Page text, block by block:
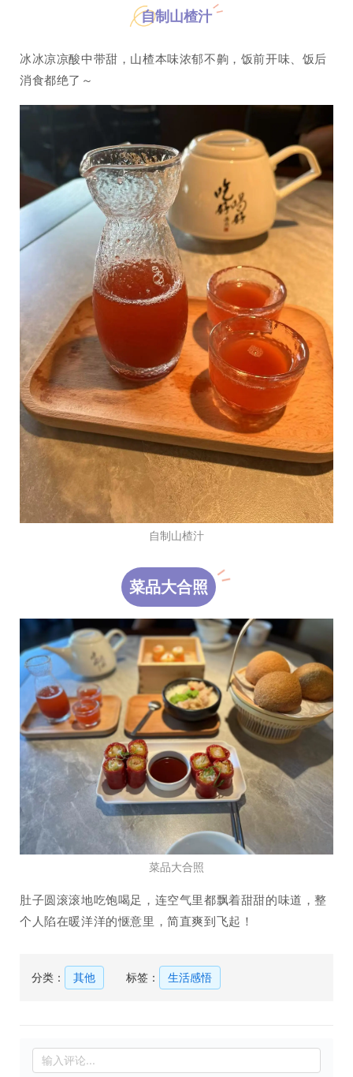
自制山楂汁
冰冰凉凉酸中带甜，山楂本味浓郁不齁，饭前开味、饭后
消食都绝了～
自制山楂汁
菜品大合照
菜品大合照
肚子圆滚滚地吃饱喝足，连空气里都飘着甜甜的味道，整
个人陷在暖洋洋的惬意里，简直爽到飞起！
分类： 其他 标签： 生活感悟